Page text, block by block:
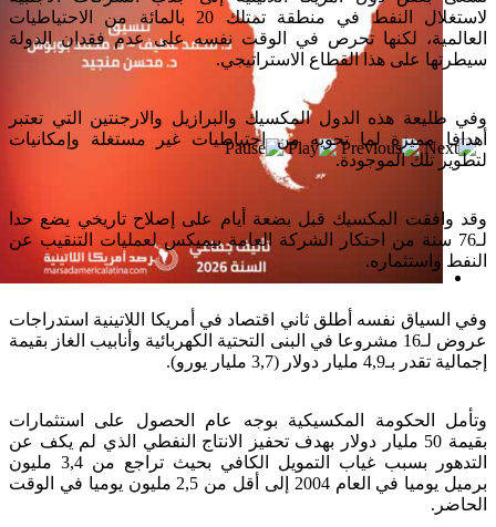
لاستغلال النفط في منطقة تمتلك 20 بالمائة من الاحتياطيات
العالمية، لكنها تحرص في الوقت نفسه على عدم فقدان الدولة
سيطرتها على هذا القطاع الاستراتيجي.
وفي طليعة هذه الدول المكسيك والبرازيل والارجنتين التي تعتبر
أهدافا مميزة لما تحويه من احتياطيات غير مستغلة وإمكانيات
لتطوير تلك الموجودة.
وقد وافقت المكسيك قبل بضعة أيام على إصلاح تاريخي يضع حدا
لـ76 سنة من احتكار الشركة العامة بيميكس لعمليات التنقيب عن
النفط واستثماره.
وفي السياق نفسه أطلق ثاني اقتصاد في أمريكا اللاتينية استدراجات
عروض لـ16 مشروعا في البنى التحتية الكهربائية وأنابيب الغاز بقيمة
إجمالية تقدر بـ4,9 مليار دولار (3,7 مليار يورو).
وتأمل الحكومة المكسيكية بوجه عام الحصول على استثمارات
بقيمة 50 مليار دولار بهدف تحفيز الانتاج النفطي الذي لم يكف عن
التدهور بسبب غياب التمويل الكافي بحيث تراجع من 3,4 مليون
برميل يوميا في العام 2004 إلى أقل من 2,5 مليون يوميا في الوقت
الحاضر.